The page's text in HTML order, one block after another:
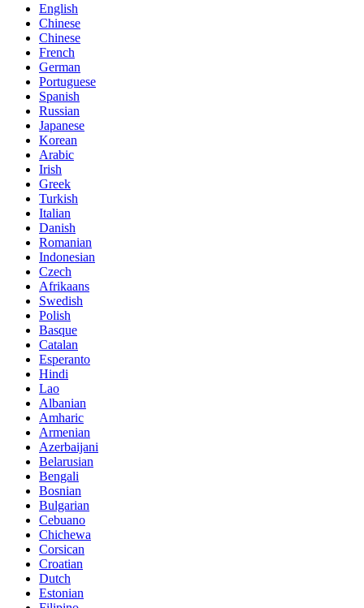
English
Chinese
Chinese
French
German
Portuguese
Spanish
Russian
Japanese
Korean
Arabic
Irish
Greek
Turkish
Italian
Danish
Romanian
Indonesian
Czech
Afrikaans
Swedish
Polish
Basque
Catalan
Esperanto
Hindi
Lao
Albanian
Amharic
Armenian
Azerbaijani
Belarusian
Bengali
Bosnian
Bulgarian
Cebuano
Chichewa
Corsican
Croatian
Dutch
Estonian